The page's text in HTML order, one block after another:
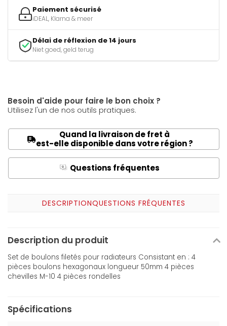
Paiement sécurisé
iDEAL, Klarna & meer
Délai de réflexion de 14 jours
Niet goed, geld terug
Besoin d'aide pour faire le bon choix ?
Utilisez l'un de nos outils pratiques.
Quand la livraison de fret à
est-elle disponible dans votre région ?
Q Questions fréquentes
DESCRIPTIONQUESTIONS FRÉQUENTES
Description du produit
Set de boulons filetés pour radiateurs Consistant en : 4
pièces boulons hexagonaux longueur 50mm 4 pièces
chevilles M-10 4 pièces rondelles
Spécifications